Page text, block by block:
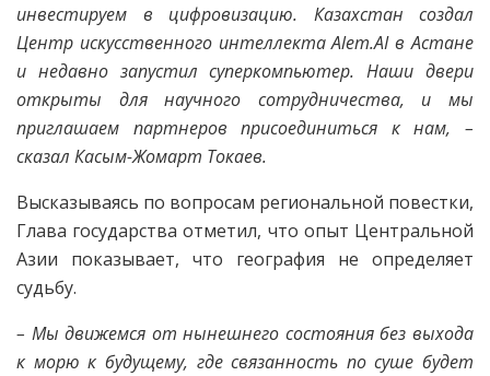
инвестируем в цифровизацию. Казахстан создал
Центр искусственного интеллекта Alem.AI в Астане
и недавно запустил суперкомпьютер. Наши двери
открыты для научного сотрудничества, и мы
приглашаем партнеров присоединиться к нам, –
сказал Касым-Жомарт Токаев.
Высказываясь по вопросам региональной повестки,
Глава государства отметил, что опыт Центральной
Азии показывает, что география не определяет
судьбу.
– Мы движемся от нынешнего состояния без выхода
к морю к будущему, где связанность по суше будет